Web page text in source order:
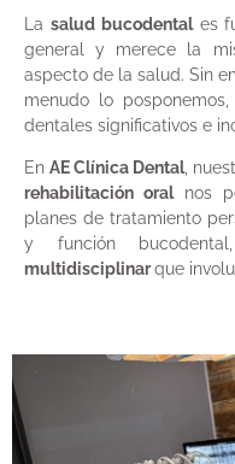
La salud bucodentales
general y merece la
aspecto de la salud. Sin
menudo lo
dentales significativos e
En AE Clínica Dental,
rehabilitación oralnos
planes de tratamiento
y función
multidisciplinarque